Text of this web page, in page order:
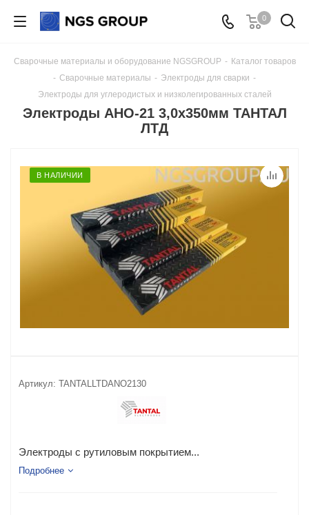
0
Сварочные материалы и оборудование NGSGROUP - Каталог товаров
- Сварочные материалы - Электроды для сварки -
Электроды для углеродистых и низколегированных сталей
Электроды АНО-21 3,0x350мм ТАНТАЛ
ЛТД
В НАЛИЧИИ
Артикул: TANTALLTDANO2130
Электроды с рутиловым покрытием...
Подробнее